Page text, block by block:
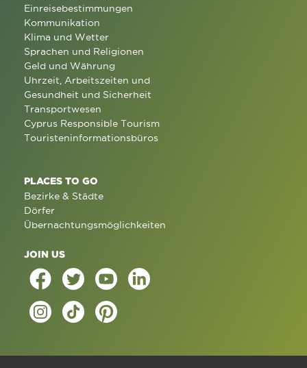
Einreisebestimmungen
Kommunikation
Klima und Wetter
Sprachen und Religionen
Geld und Währung
Uhrzeit, Arbeitszeiten und
Gesundheit und Sicherheit
Transportwesen
Cyprus Responsible Tourism
Touristeninformationsbüros
PLACES TO GO
Bezirke & Städte
Dörfer
Übernachtungsmöglichkeiten
JOIN US